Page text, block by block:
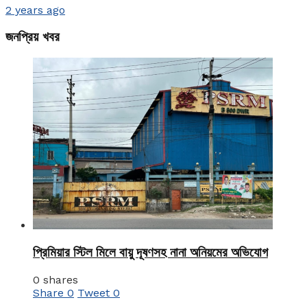
2 years ago
জনপ্রিয় খবর
প্রিমিয়ার স্টিল মিলে বায়ু দূষণসহ নানা অনিয়মের অভিযোগ
0 shares
Share 0 Tweet 0